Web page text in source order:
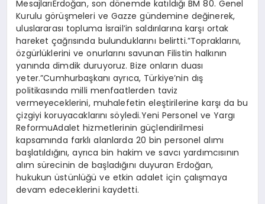
MesajlarıErdoğan, son dönemde katıldığı BM 80. Genel
Kurulu görüşmeleri ve Gazze gündemine değinerek,
uluslararası topluma İsrail’in saldırılarına karşı ortak
hareket çağrısında bulunduklarını belirtti.”Topraklarını,
özgürlüklerini ve onurlarını savunan Filistin halkının
yanında dimdik duruyoruz. Bize onların duası
yeter.”Cumhurbaşkanı ayrıca, Türkiye’nin dış
politikasında milli menfaatlerden taviz
vermeyeceklerini, muhalefetin eleştirilerine karşı da bu
çizgiyi koruyacaklarını söyledi.Yeni Personel ve Yargı
ReformuAdalet hizmetlerinin güçlendirilmesi
kapsamında farklı alanlarda 20 bin personel alımı
başlatıldığını, ayrıca bin hakim ve savcı yardımcısının
alım sürecinin de başladığını duyuran Erdoğan,
hukukun üstünlüğü ve etkin adalet için çalışmaya
devam edeceklerini kaydetti.